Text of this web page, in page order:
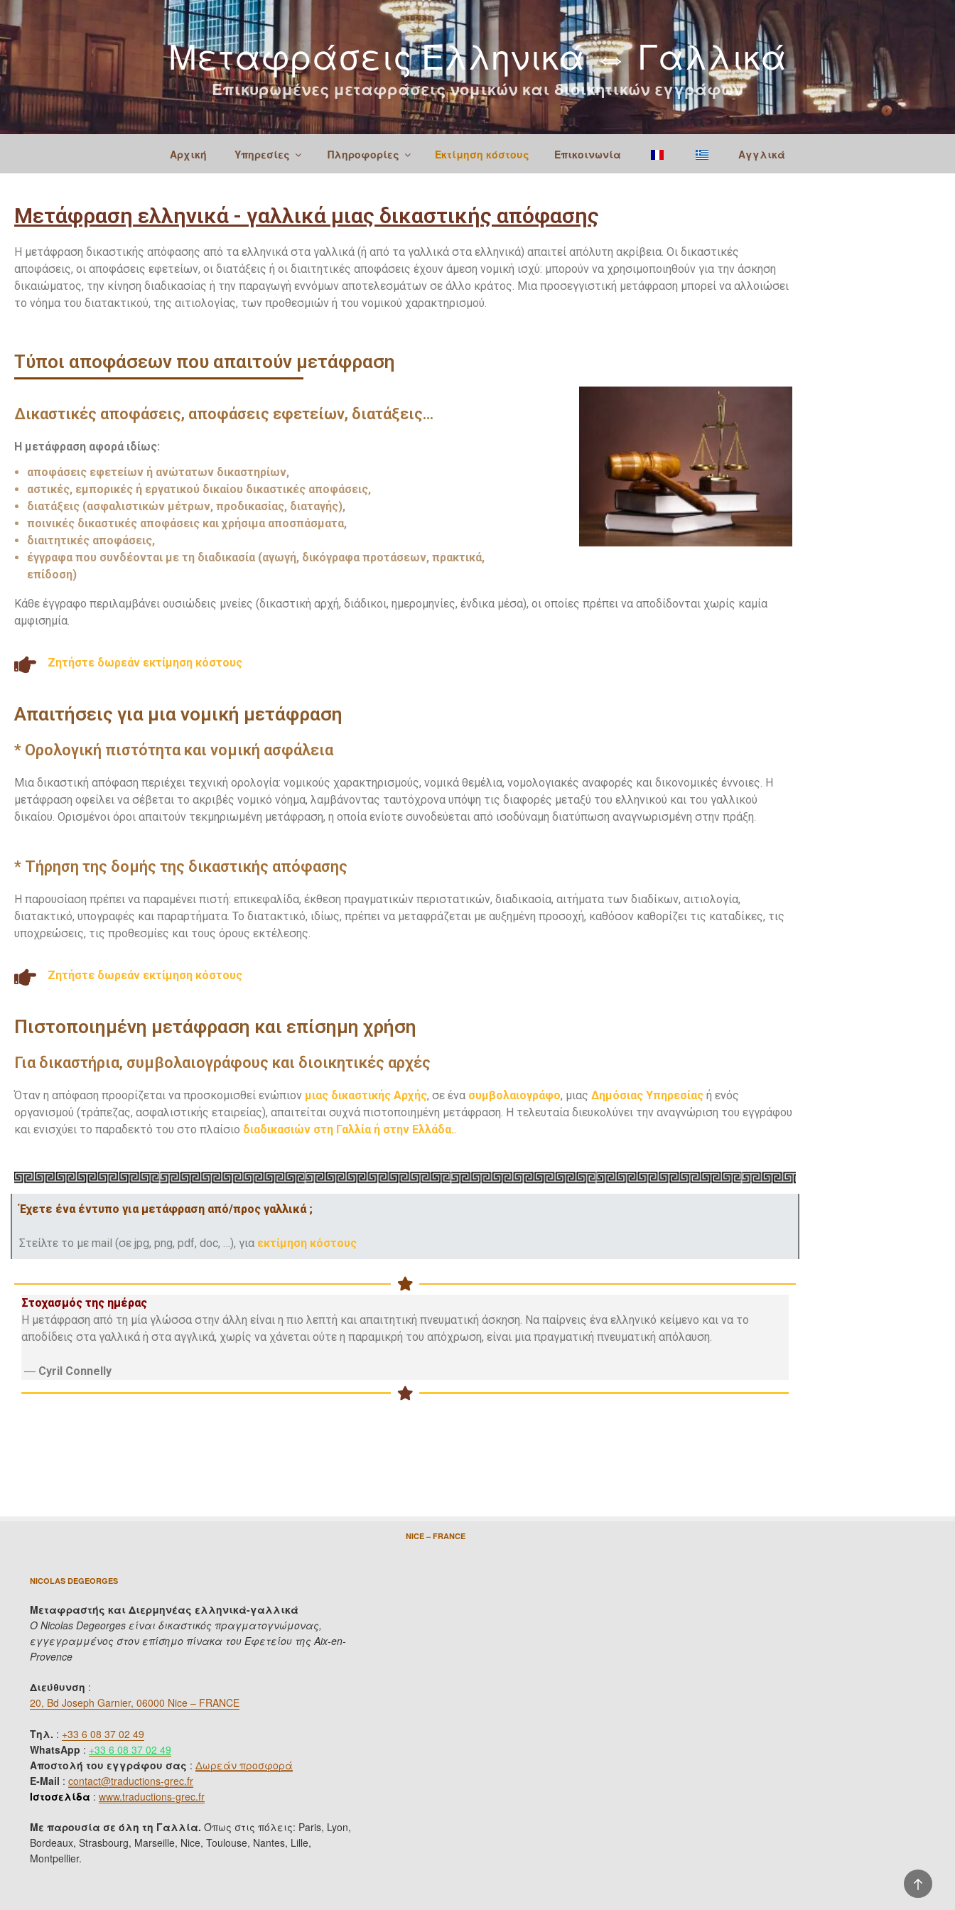
Μεταφράσεις Ελληνικά ⇔ Γαλλικά
Επικυρωμένες μεταφράσεις νομικών και διοικητικών εγγράφων
Αρχική Υπηρεσίες Πληροφορίες Εκτίμηση κόστους Επικοινωνία Αγγλικά
Μετάφραση ελληνικά - γαλλικά μιας δικαστικής απόφασης
Η μετάφραση δικαστικής απόφασης από τα ελληνικά στα γαλλικά (ή από τα γαλλικά στα ελληνικά) απαιτεί απόλυτη ακρίβεια. Οι δικαστικές
αποφάσεις, οι αποφάσεις εφετείων, οι διατάξεις ή οι διαιτητικές αποφάσεις έχουν άμεση νομική ισχύ: μπορούν να χρησιμοποιηθούν για την άσκηση
δικαιώματος, την κίνηση διαδικασίας ή την παραγωγή εννόμων αποτελεσμάτων σε άλλο κράτος. Μια προσεγγιστική μετάφραση μπορεί να αλλοιώσει
το νόημα του διατακτικού, της αιτιολογίας, των προθεσμιών ή του νομικού χαρακτηρισμού.
Τύποι αποφάσεων που απαιτούν μετάφραση
Δικαστικές αποφάσεις, αποφάσεις εφετείων, διατάξεις…
Η μετάφραση αφορά ιδίως:
αποφάσεις εφετείων ή ανώτατων δικαστηρίων,
αστικές, εμπορικές ή εργατικού δικαίου δικαστικές αποφάσεις,
διατάξεις (ασφαλιστικών μέτρων, προδικασίας, διαταγής),
ποινικές δικαστικές αποφάσεις και χρήσιμα αποσπάσματα,
διαιτητικές αποφάσεις,
έγγραφα που συνδέονται με τη διαδικασία (αγωγή, δικόγραφα προτάσεων, πρακτικά,
επίδοση)
Κάθε έγγραφο περιλαμβάνει ουσιώδεις μνείες (δικαστική αρχή, διάδικοι, ημερομηνίες, ένδικα μέσα), οι οποίες πρέπει να αποδίδονται χωρίς καμία
αμφισημία.
Ζητήστε δωρεάν εκτίμηση κόστους
Απαιτήσεις για μια νομική μετάφραση
* Ορολογική πιστότητα και νομική ασφάλεια
Μια δικαστική απόφαση περιέχει τεχνική ορολογία: νομικούς χαρακτηρισμούς, νομικά θεμέλια, νομολογιακές αναφορές και δικονομικές έννοιες. Η
μετάφραση οφείλει να σέβεται το ακριβές νομικό νόημα, λαμβάνοντας ταυτόχρονα υπόψη τις διαφορές μεταξύ του ελληνικού και του γαλλικού
δικαίου. Ορισμένοι όροι απαιτούν τεκμηριωμένη μετάφραση, η οποία ενίοτε συνοδεύεται από ισοδύναμη διατύπωση αναγνωρισμένη στην πράξη.
* Τήρηση της δομής της δικαστικής απόφασης
Η παρουσίαση πρέπει να παραμένει πιστή: επικεφαλίδα, έκθεση πραγματικών περιστατικών, διαδικασία, αιτήματα των διαδίκων, αιτιολογία,
διατακτικό, υπογραφές και παραρτήματα. Το διατακτικό, ιδίως, πρέπει να μεταφράζεται με αυξημένη προσοχή, καθόσον καθορίζει τις καταδίκες, τις
υποχρεώσεις, τις προθεσμίες και τους όρους εκτέλεσης.
Ζητήστε δωρεάν εκτίμηση κόστους
Πιστοποιημένη μετάφραση και επίσημη χρήση
Για δικαστήρια, συμβολαιογράφους και διοικητικές αρχές
Όταν η απόφαση προορίζεται να προσκομισθεί ενώπιον μιας δικαστικής Αρχής, σε ένα συμβολαιογράφο, μιας Δημόσιας Υπηρεσίας ή ενός
οργανισμού (τράπεζας, ασφαλιστικής εταιρείας), απαιτείται συχνά πιστοποιημένη μετάφραση. Η τελευταία διευκολύνει την αναγνώριση του εγγράφου
και ενισχύει το παραδεκτό του στο πλαίσιο διαδικασιών στη Γαλλία ή στην Ελλάδα.
Έχετε ένα έντυπο για μετάφραση από/προς γαλλικά ;
Στείλτε το με mail (σε jpg, png, pdf, doc, …), για εκτίμηση κόστους
Στοχασμός της ημέρας
Η μετάφραση από τη μία γλώσσα στην άλλη είναι η πιο λεπτή και απαιτητική πνευματική άσκηση. Να παίρνεις ένα ελληνικό κείμενο και να το
αποδίδεις στα γαλλικά ή στα αγγλικά, χωρίς να χάνεται ούτε η παραμικρή του απόχρωση, είναι μια πραγματική πνευματική απόλαυση.
― Cyril Connelly
NICOLAS DEGEORGES
Μεταφραστής και Διερμηνέας ελληνικά-γαλλικά
Ο Nicolas Degeorges είναι δικαστικός πραγματογνώμονας,
εγγεγραμμένος στον επίσημο πίνακα του Εφετείου της Aix-en-
Provence
Διεύθυνση :
20, Bd Joseph Garnier, 06000 Nice – FRANCE
Τηλ. : +33 6 08 37 02 49
WhatsApp : +33 6 08 37 02 49
Αποστολή του εγγράφου σας : Δωρεάν προσφορά
E-Mail : contact@traductions-grec.fr
Ιστοσελίδα : www.traductions-grec.fr
Με παρουσία σε όλη τη Γαλλία. Όπως στις πόλεις: Paris, Lyon,
Bordeaux, Strasbourg, Marseille, Nice, Toulouse, Nantes, Lille,
Montpellier.
NICE – FRANCE